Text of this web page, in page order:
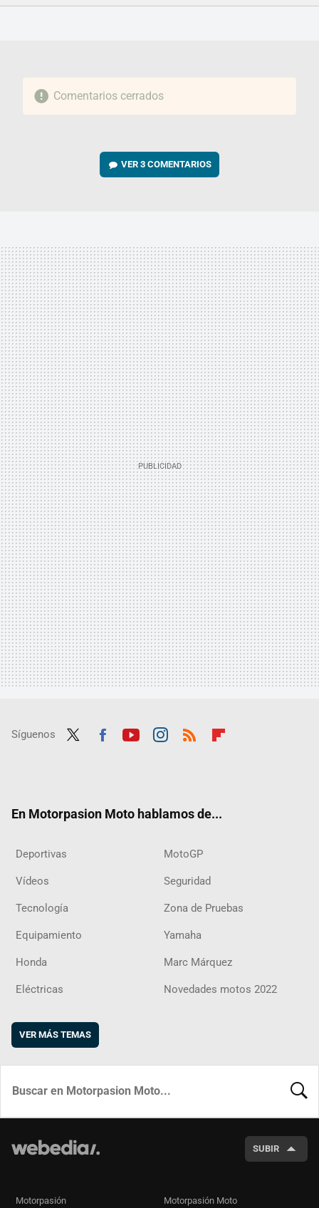
FACEBOOKTWITTERFLIPBOARD
E-
WHATSAPP
Comentarios cerrados
VER3 COMENTARIOS
Síguenos
En Motorpasion Moto hablamos de...
Deportivas MotoGP
Vídeos Seguridad
Tecnología Zona de Pruebas
Equipamiento Yamaha
Honda Marc Márquez
Eléctricas Novedades motos 2022
VER MÁS TEMAS
SUBIR
Motorpasión Motorpasión Moto